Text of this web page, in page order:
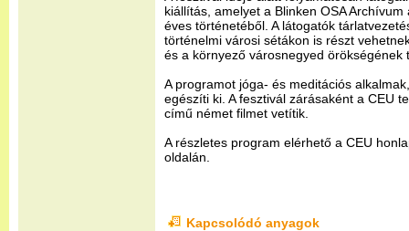
kiállítás, amelyet a Blinken OSA
éves történetéből. A látogatók
történelmi városi sétákon is részt
és a környező városnegyed örökségének
A programot jóga- és meditációs
egészíti ki. A fesztivál zárásaként a CEU
című német filmet vetítik.
A részletes program elérhető a CEU
oldalán.
Kapcsolódó anyagok